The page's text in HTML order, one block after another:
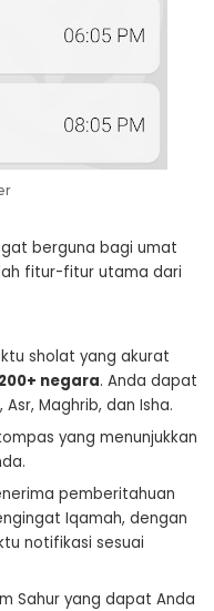
berguna bagi umat
fitur-fitur utama dari
sholat yang akurat
negara. Anda dapat
Maghrib, dan Isha.
yang menunjukkan
pemberitahuan
Iqamah, dengan
notifikasi sesuai
Sahur yang dapat Anda